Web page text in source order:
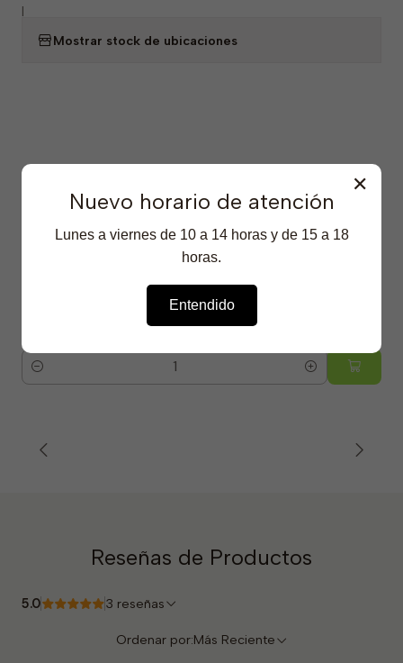
|
Mostrar stock de ubicaciones
2-36-552|Winkler
Eliminador de Olores de Mascotas - WK-PET - 5
Cantidad
Reseñas de Productos
5.0 3 reseñas
Ordenar por:Más Reciente
✕
Nuevo horario de atención
Lunes a viernes de 10 a 14 horas y de 15 a 18
horas.
Entendido